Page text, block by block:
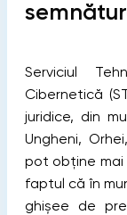
Serviciul
Cibernetică
juridice, din
Ungheni,
pot obține mai
faptul că în
ghișee de